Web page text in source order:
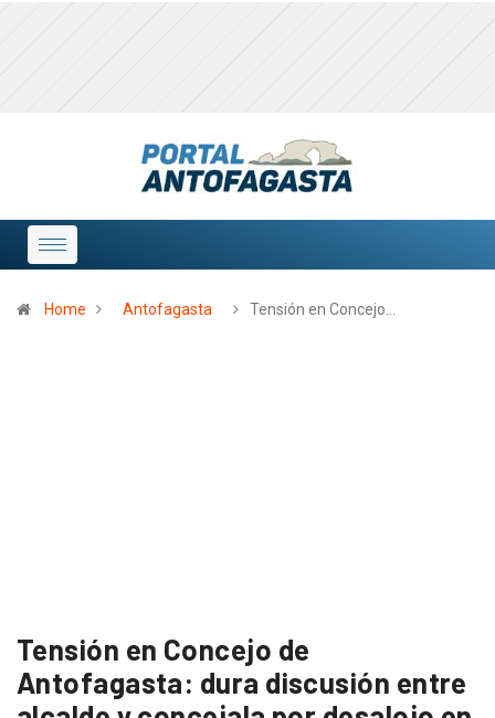
Home Antofagasta Tensión en Concejo…
Tensión en Concejo de
Antofagasta: dura discusión entre